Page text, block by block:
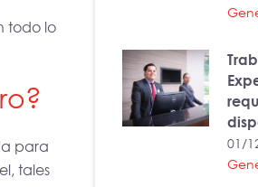
todo lo
para
tales
01/